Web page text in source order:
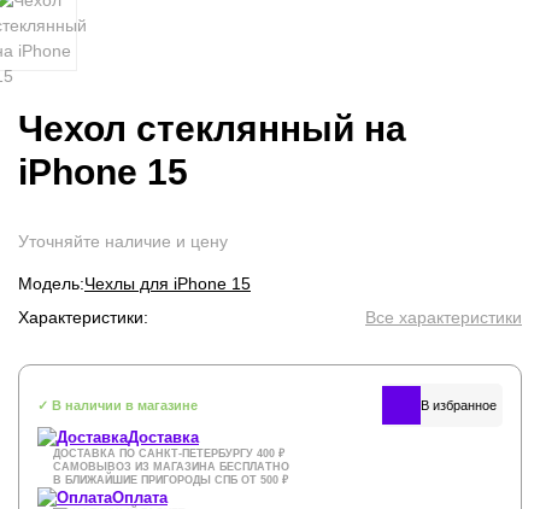
Чехол стеклянный на
iPhone 15
Уточняйте наличие и цену
Модель:Чехлы для iPhone 15
Характеристики:
Все характеристики
✓ В наличии в магазине
Доставка
ДОСТАВКА ПО САНКТ-ПЕТЕРБУРГУ 400 ₽
САМОВЫВОЗ ИЗ МАГАЗИНА БЕСПЛАТНО
В БЛИЖАЙШИЕ ПРИГОРОДЫ СПБ ОТ 500 ₽
Оплата